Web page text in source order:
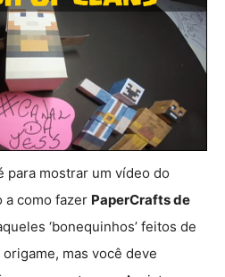
para mostrar um vídeo do
a como fazer PaperCrafts de
‘bonequinhos’ feitos de
mas você deve